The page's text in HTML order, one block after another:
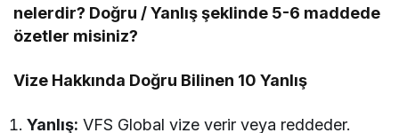
nelerdir? Doğru / Yanlış şeklinde 5-6 maddede
özetler misiniz?
Vize Hakkında Doğru Bilinen 10 Yanlış
Yanlış: VFS Global vize verir veya reddeder.